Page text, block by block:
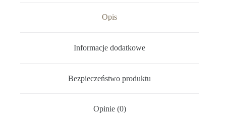
Opis
Informacje dodatkowe
Bezpieczeństwo produktu
Opinie (0)